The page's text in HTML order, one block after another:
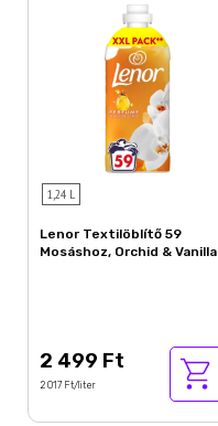
1,24 L
Lenor Textilöblítő 59
Mosáshoz, Orchid & Vanilla
2 499 Ft
2 017 Ft/liter